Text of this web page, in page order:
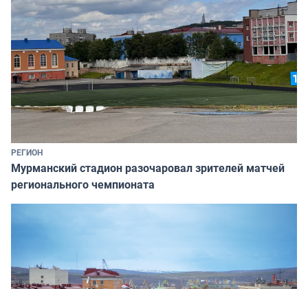
РЕГИОН
Мурманский стадион разочаровал зрителей матчей
регионального чемпионата